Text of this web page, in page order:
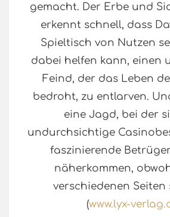
gemacht. Der Erbe und
erkennt schnell, dass
Spieltisch von Nutzen
dabei helfen kann, einen
Feind, der das Leben
bedroht, zu entlarven.
eine Jagd, bei der
undurchsichtige
faszinierende
näherkommen,
verschiedenen Seiten
(www.lyx-